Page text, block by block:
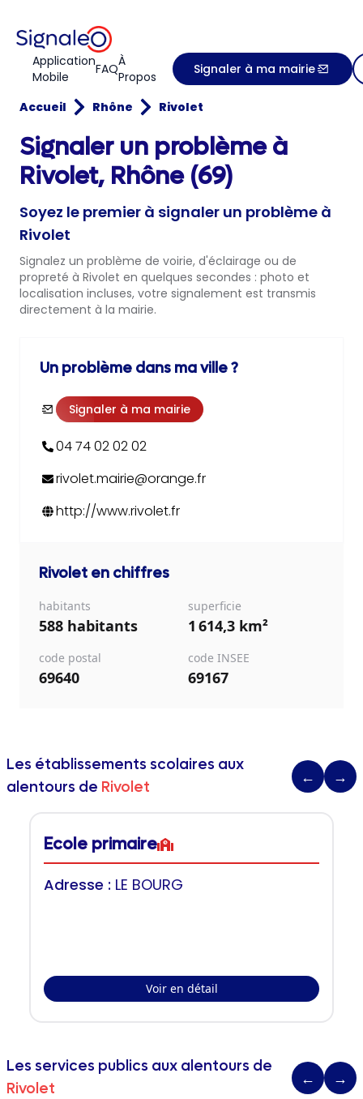
Application
Mobile
FAQÀ
Propos
Signaler à ma mairie
Accueil Rhône Rivolet
Signaler un problème à
Rivolet, Rhône (69)
Soyez le premier à signaler un problème à
Rivolet
Signalez un problème de voirie, d'éclairage ou de
propreté à Rivolet en quelques secondes : photo et
localisation incluses, votre signalement est transmis
directement à la mairie.
Un problème dans ma ville ?
Signaler à ma mairie
04 74 02 02 02
rivolet.mairie@orange.fr
http://www.rivolet.fr
Rivolet en chiffres
habitants
588 habitants
superficie
1 614,3 km²
code postal
69640
code INSEE
69167
Les établissements scolaires aux
alentours de Rivolet
← →
Ecole primaire
Adresse : LE BOURG
Voir en détail
Les services publics aux alentours de
Rivolet
← →